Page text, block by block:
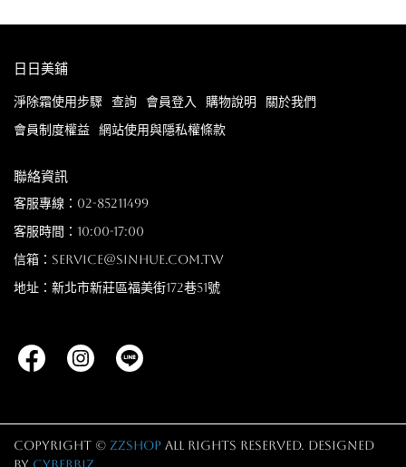
日日美鋪
淨除霜使用步驟 查詢 會員登入 購物說明
關於我們
會員制度權益
網站使用與隱私權條款
聯絡資訊
客服專線：02-85211499
客服時間：10:00-17:00
信箱：service@sinhue.com.tw
地址：新北市新莊區福美街172巷51號
Copyright © zzshop All Rights Reserved. Designed